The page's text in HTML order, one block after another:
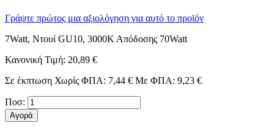
Γράψτε πρώτος μια αξιολόγηση για αυτό το προϊόν
7Watt, Ντουί GU10, 3000Κ Απόδοσης 70Watt
Κανονική Τιμή: 20,89 €
Σε έκπτωση Χωρίς ΦΠΑ: 7,44 € Με ΦΠΑ: 9,23 €
Ποσ:
Αγορά